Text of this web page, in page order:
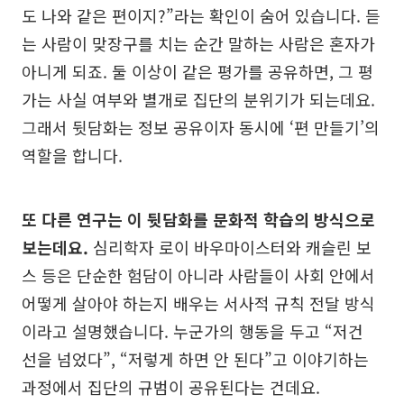
도 나와 같은 편이지?”라는 확인이 숨어 있습니다. 듣
는 사람이 맞장구를 치는 순간 말하는 사람은 혼자가
아니게 되죠. 둘 이상이 같은 평가를 공유하면, 그 평
가는 사실 여부와 별개로 집단의 분위기가 되는데요.
그래서 뒷담화는 정보 공유이자 동시에 ‘편 만들기’의
역할을 합니다.
또 다른 연구는 이 뒷담화를 문화적 학습의 방식으로
보는데요. 심리학자 로이 바우마이스터와 캐슬린 보
스 등은 단순한 험담이 아니라 사람들이 사회 안에서
어떻게 살아야 하는지 배우는 서사적 규칙 전달 방식
이라고 설명했습니다. 누군가의 행동을 두고 “저건
선을 넘었다”, “저렇게 하면 안 된다”고 이야기하는
과정에서 집단의 규범이 공유된다는 건데요.